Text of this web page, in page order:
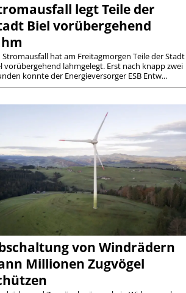
legt Teile der
Biel vorübergehend
Stromausfall hat am Freitagmorgen Teile der Stadt
vorübergehend lahmgelegt. Erst nach knapp zwei
konnte der Energieversorger ESB Entw...
von Windrädern
Millionen Zugvögel